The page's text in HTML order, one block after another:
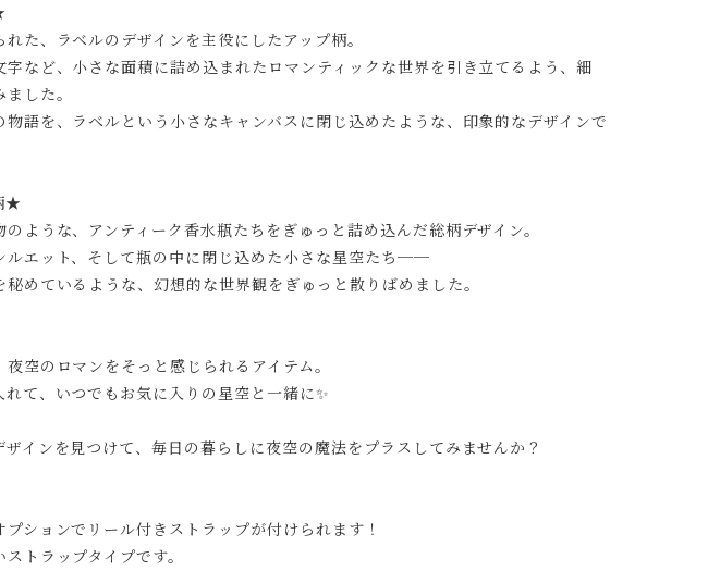
た、ラベルのデザインを主役にしたアップ柄。
字など、小さな面積に詰め込まれたロマンティックな世界を引き立てるよう、細
した。
語を、ラベルという小さなキャンバスに閉じ込めたような、印象的なデザインで
★
ような、アンティーク香水瓶たちをぎゅっと詰め込んだ総柄デザイン。
ルエット、そして瓶の中に閉じ込めた小さな星空たち──
めているような、幻想的な世界観をぎゅっと散りばめました。
空のロマンをそっと感じられるアイテム。
て、いつでもお気に入りの星空と一緒に✨
インを見つけて、毎日の暮らしに夜空の魔法をプラスしてみませんか？
ションでリール付きストラップが付けられます！
トラップタイプです。